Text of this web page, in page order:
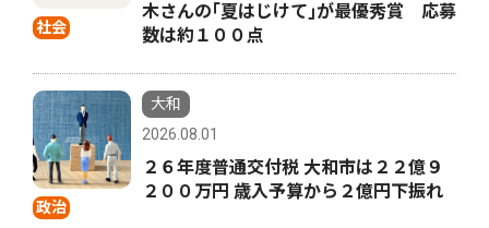
社会
木さんの｢夏はじけて｣が最優秀賞 応募
数は約１００点
政治
大和
2026.08.01
２６年度普通交付税 大和市は２２億９
２００万円 歳入予算から２億円下振れ